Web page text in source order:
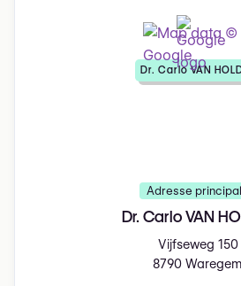
Adresse
Dr. Carlo VAN
Vijfseweg 150
8790 Waregem
Dr. Carlo VAN